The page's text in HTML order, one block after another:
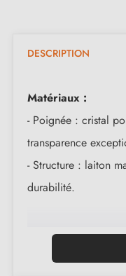
DESCRIPTION
Matériaux :
- Poignée : cristal
transparence
- Structure : laiton
durabilité.
Dimensions :